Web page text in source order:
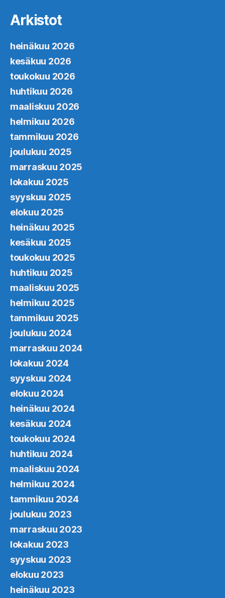
Arkistot
heinäkuu 2026
kesäkuu 2026
toukokuu 2026
huhtikuu 2026
maaliskuu 2026
helmikuu 2026
tammikuu 2026
joulukuu 2025
marraskuu 2025
lokakuu 2025
syyskuu 2025
elokuu 2025
heinäkuu 2025
kesäkuu 2025
toukokuu 2025
huhtikuu 2025
maaliskuu 2025
helmikuu 2025
tammikuu 2025
joulukuu 2024
marraskuu 2024
lokakuu 2024
syyskuu 2024
elokuu 2024
heinäkuu 2024
kesäkuu 2024
toukokuu 2024
huhtikuu 2024
maaliskuu 2024
helmikuu 2024
tammikuu 2024
joulukuu 2023
marraskuu 2023
lokakuu 2023
syyskuu 2023
elokuu 2023
heinäkuu 2023